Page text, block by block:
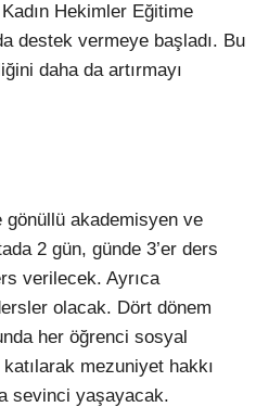
Hekimler Eğitime
destek vermeye başladı. Bu
daha da artırmayı
akademisyen ve
2 gün, günde 3’er ders
verilecek. Ayrıca
olacak. Dört dönem
her öğrenci sosyal
mezuniyet hakkı
sevinci yaşayacak.